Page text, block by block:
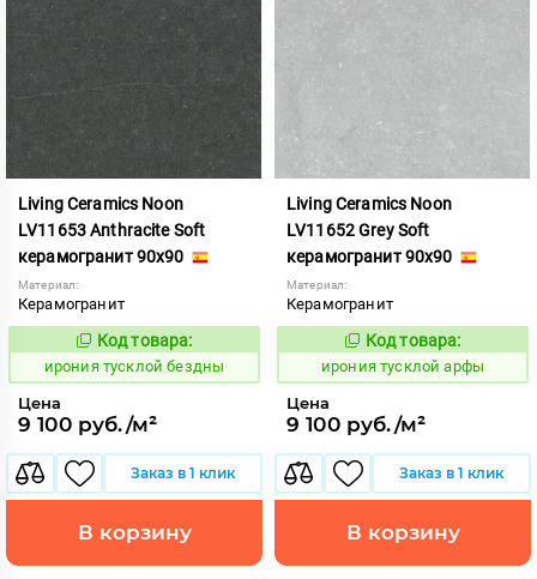
Living Ceramics Noon
LV11653 Anthracite Soft
керамогранит 90x90
Материал:
Керамогранит
1107002
Код товара:
ирония тусклой бездны
Цена
9 100 руб./м²
Заказ в 1 клик
В корзину
Living Ceramics Noon
LV11652 Grey Soft
керамогранит 90x90
Материал:
Керамогранит
1107001
Код товара:
ирония тусклой арфы
Цена
9 100 руб./м²
Заказ в 1 клик
В корзину